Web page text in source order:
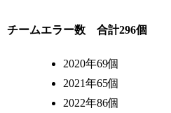
チームエラー数 合計296個
2020年69個
2021年65個
2022年86個